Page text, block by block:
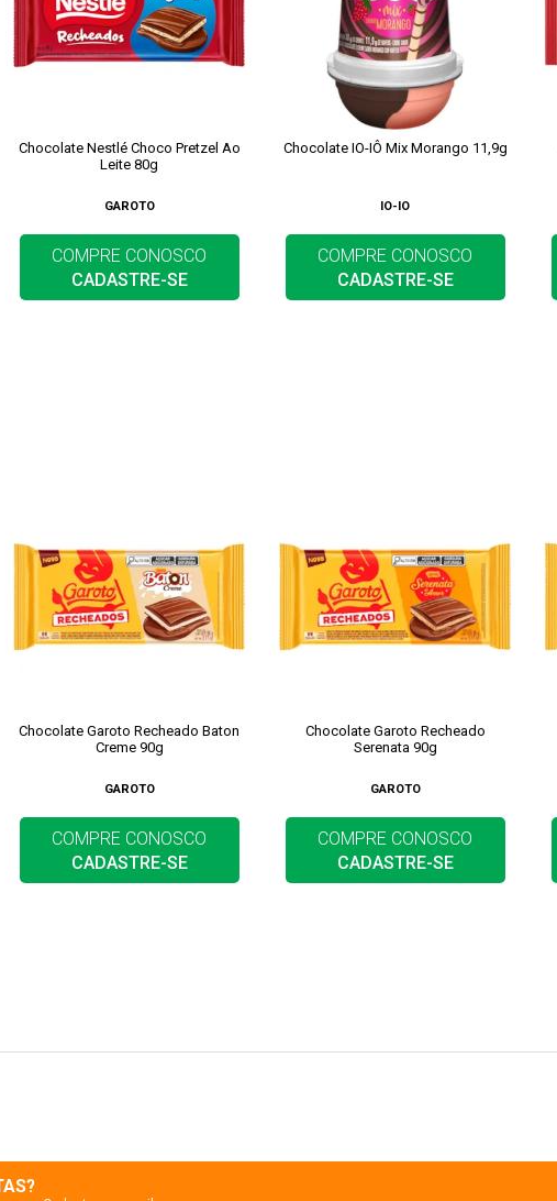
Chocolate Nestlé Choco Pretzel Ao
Leite 80g
GAROTO
COMPRE CONOSCO
CADASTRE-SE
Chocolate IO-IÔ Mix Morango 11,9g
IO-IO
COMPRE CONOSCO
CADASTRE-SE
Chocolate Garoto Recheado Baton
Creme 90g
GAROTO
COMPRE CONOSCO
CADASTRE-SE
Chocolate Garoto Recheado
Serenata 90g
GAROTO
COMPRE CONOSCO
CADASTRE-SE